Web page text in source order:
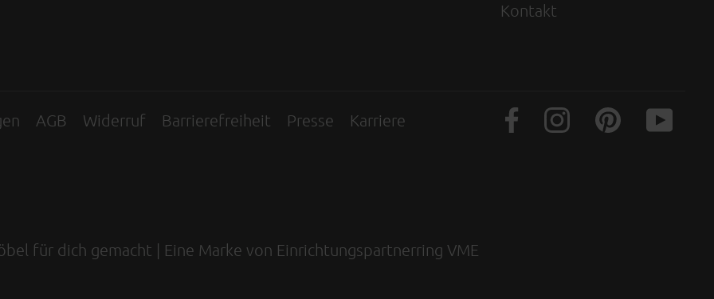
Kontakt
AGB Widerruf Barrierefreiheit Presse Karriere
für dich gemacht | Eine Marke von Einrichtungspartnerring VME